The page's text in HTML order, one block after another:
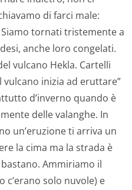
di farci male:
tornati tristemente a
anche loro congelati.
vulcano Hekla. Cartelli
inizia ad eruttare”
d’inverno quando è
delle valanghe. In
un’eruzione ti arriva un
la cima ma la strada è
Ammiriamo il
c’erano solo nuvole) e